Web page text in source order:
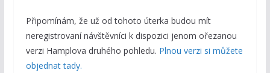
Připomínám, že už od tohoto úterka budou mít
neregistrovaní návštěvníci k dispozici jenom ořezanou
verzi Hamplova druhého pohledu. Plnou verzi si můžete
objednat tady.